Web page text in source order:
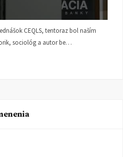
CEQLS, tentoraz bol naším
sociológ a autor be…